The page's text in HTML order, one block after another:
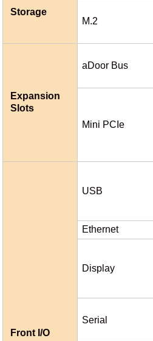
Storage
M.2
Expansion
Slots
aDoor Bus
Mini PCIe
Front I/O
USB
Ethernet
Display
Serial